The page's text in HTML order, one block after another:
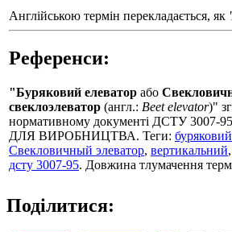
Англійською термін перекладається, як
Референси:
"Буряковий елеватор або
свеклоэлеватор (англ.: Beet elevator)"
нормативному документі ДСТУ
ДЛЯ ВИРОБНИЦТВА. Теги: буряковий
Свекловичный элеватор, вертикальний,
дсту 3007-95. Довжина тлумачення
Поділитися: